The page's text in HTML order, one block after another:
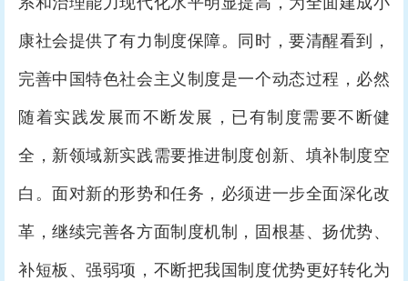
康社会提供了有力制度保障。同时，要清醒看到，
完善中国特色社会主义制度是一个动态过程，必然
随着实践发展而不断发展，已有制度需要不断健
全，新领域新实践需要推进制度创新、填补制度空
白。面对新的形势和任务，必须进一步全面深化改
革，继续完善各方面制度机制，固根基、扬优势、
补短板、强弱项，不断把我国制度优势更好转化为